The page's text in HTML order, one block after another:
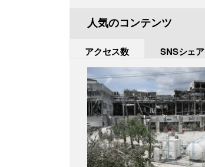
人気のコンテンツ
アクセス数 SNSシェア